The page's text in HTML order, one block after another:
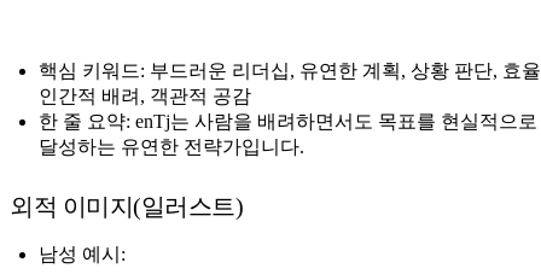
핵심 키워드: 부드러운 리더십, 유연한 계획, 상황 판단, 효
인간적 배려, 객관적 공감
한 줄 요약: enTj는 사람을 배려하면서도 목표를 현실적으로
달성하는 유연한 전략가입니다.
외적 이미지(일러스트)
남성 예시: